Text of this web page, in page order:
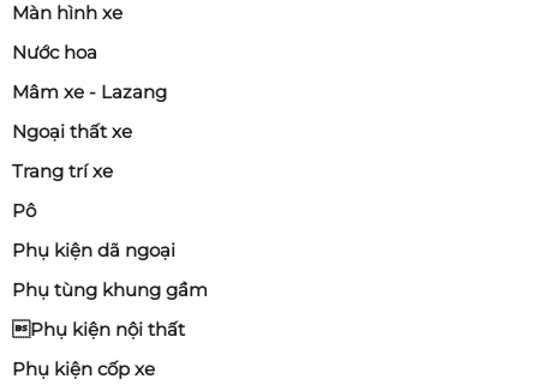
Màn hình xe
Nước hoa
Mâm xe - Lazang
Ngoại thất xe
Trang trí xe
Pô
Phụ kiện dã ngoại
Phụ tùng khung gầm
Phụ kiện nội thất
Phụ kiện cốp xe